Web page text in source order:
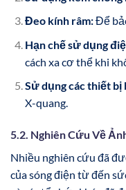
Đeo kính râm:Để
Hạn chế sử dụng
cách xa cơ thể khi
Sử dụng các thiết bị
X-quang.
5.2. Nghiên Cứu Về
Nhiều nghiên cứu đã
của sóng điện từ đến